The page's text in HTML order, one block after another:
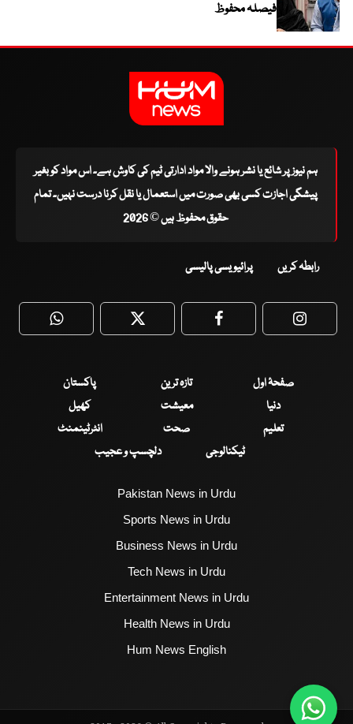
فیصلہ محفوظ
ہم نیوز پر شائع یا نشر ہونے والا مواد ادارتی ٹیم کی کاوش ہے۔ اس مواد کو بغیر
پیشگی اجازت کسی بھی صورت میں استعمال یا نقل کرنا درست نہیں۔ تمام
حقوق محفوظ ہیں © 2026
رابطہ کریں پرائیویسی پالیسی
WhatsApp Twitter Facebook
صفحۂ اول تازہ ترین
پاکستان
دنیا
معیشت
کھیل
تعلیم
صحت
انٹرٹینمنٹ
ٹیکنالوجی
دلچسپ و عجیب
Pakistan News in Urdu
Sports News in Urdu
Business News in Urdu
Tech News in Urdu
Entertainment News in Urdu
Health News in Urdu
Hum News English